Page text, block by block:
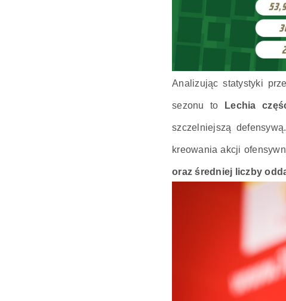
Analizując statystyki
sezonu to Lechia
szczelniejszą
kreowania akcji
oraz średniej liczby